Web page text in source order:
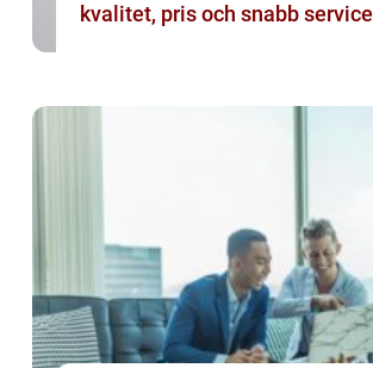
kvalitet, pris och snabb service